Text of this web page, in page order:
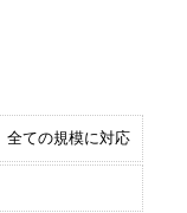
全ての規模に対応